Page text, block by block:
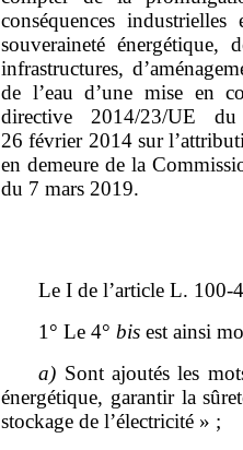
conséquences
souveraineté énergétique,
infrastructures,
de l’eau d’une mise en
directive 2014/23/UE
26 février 2014 sur
en demeure de la
du 7 mars 2019.
Le I de l’article L.
1° Le 4°bis est ainsi
a) Sont ajoutés les
énergétique, garantir la
stockage de l’électricité » ;